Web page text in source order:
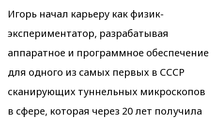
Игорь начал карьеру как физик-
экспериментатор, разрабатывая
аппаратное и программное обеспечение
для одного из самых первых в СССР
сканирующих туннельных микроскопов
в сфере, которая через 20 лет получила